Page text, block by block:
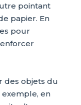
pointant
papier. En
pour
des objets du
en